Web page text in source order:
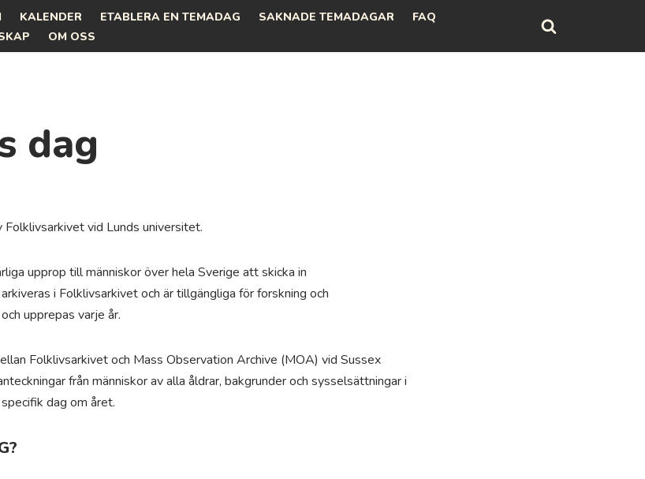
KALENDER ETABLERA EN TEMADAG SAKNADE TEMADAGAR
FAQ
OM OSS
dag
vid Lunds universitet.
upprop till människor över hela Sverige att skicka in
i Folklivsarkivet och är tillgängliga för forskning och
upprepas varje år.
Folklivsarkivet och Mass Observation Archive (MOA) vid Sussex
från människor av alla åldrar, bakgrunder och sysselsättningar i
dag om året.